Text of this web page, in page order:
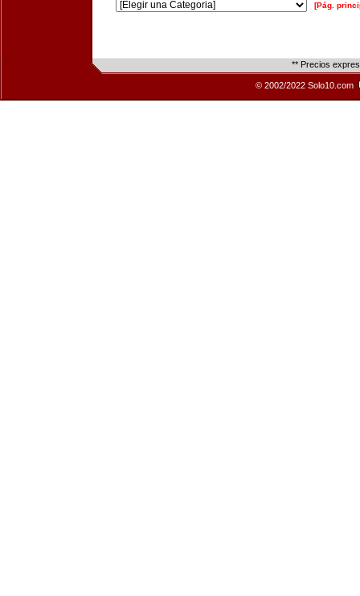
[Pág.
** Precios
© 2002/2022 Solo10.com